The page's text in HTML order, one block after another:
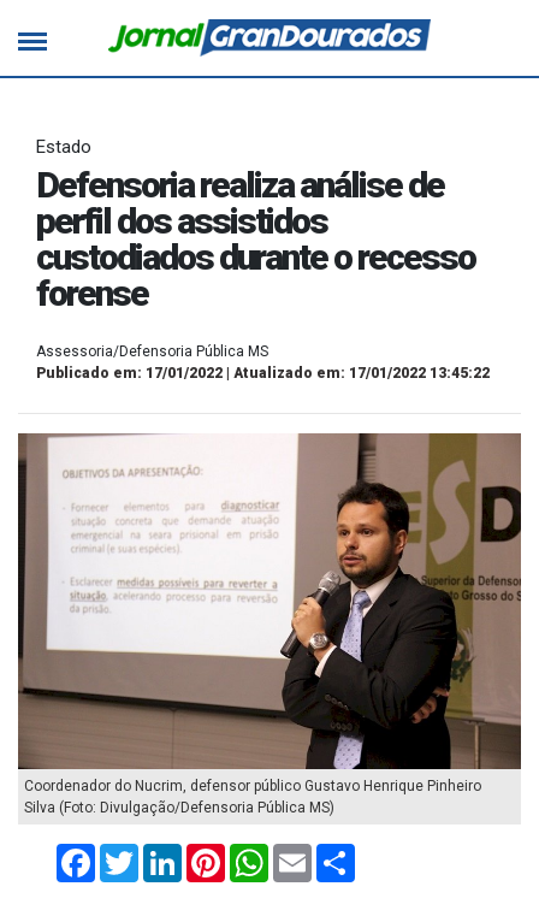
Estado
Defensoria realiza análise de
perfil dos assistidos
custodiados durante o recesso
forense
Assessoria/Defensoria Pública MS
Publicado em: 17/01/2022 | Atualizado em: 17/01/2022 13:45:22
Coordenador do Nucrim, defensor público Gustavo Henrique Pinheiro
Silva (Foto: Divulgação/Defensoria Pública MS)
FacebookTwitterLinkedInPinterestWhatsApp
Email